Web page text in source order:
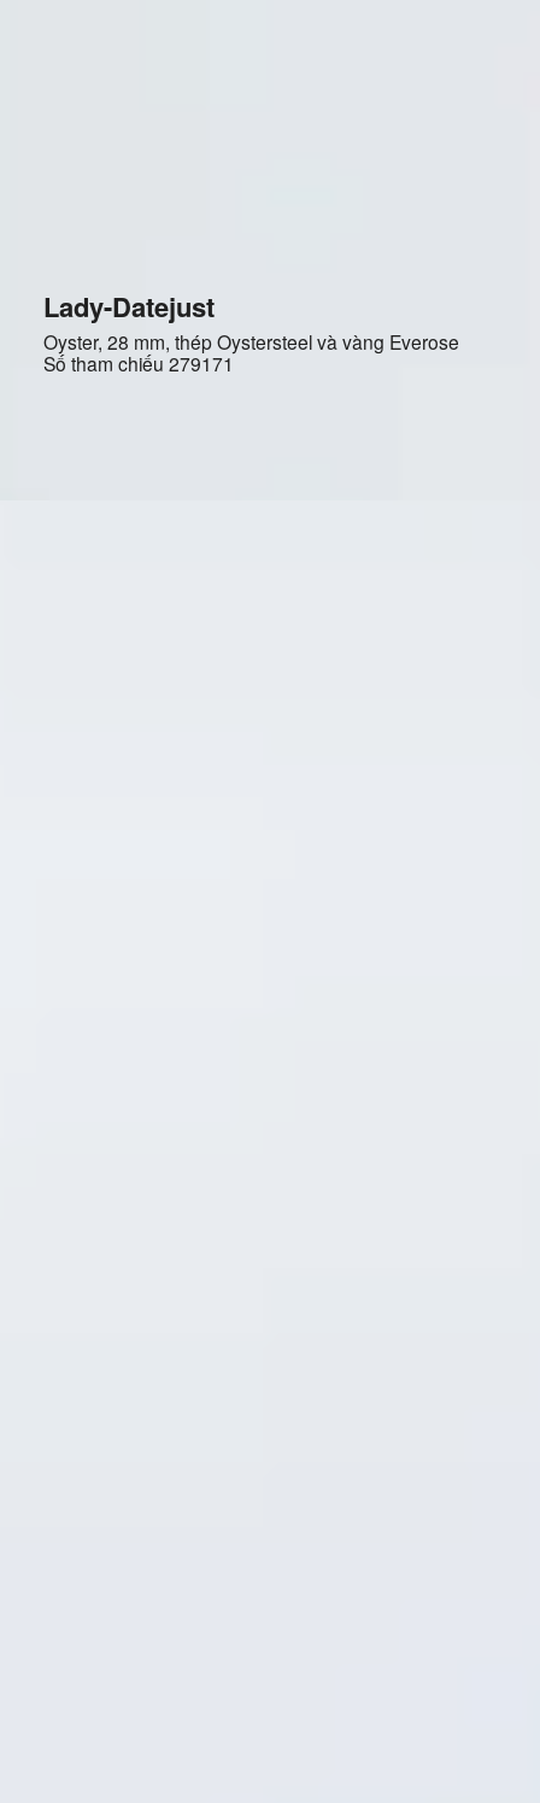
Lady-Datejust
Oyster, 28 mm, thép Oystersteel và vàng Everose
Số tham chiếu 279171